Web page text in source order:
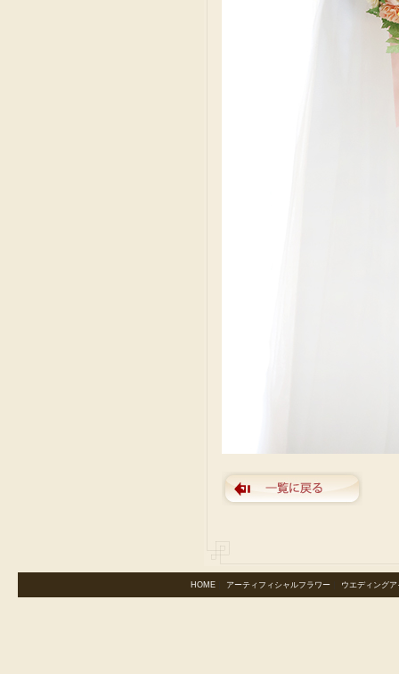
HOME｜ アーティフィシャルフラワー｜ ウエディングア